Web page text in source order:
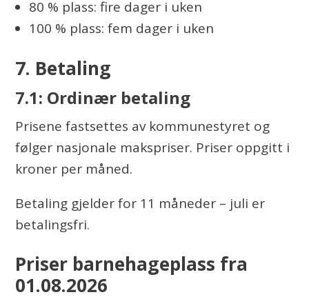
80 % plass: fire dager i uken
100 % plass: fem dager i uken
7. Betaling
7.1: Ordinær betaling
Prisene fastsettes av kommunestyret og
følger nasjonale makspriser. Priser oppgitt i
kroner per måned.
Betaling gjelder for 11 måneder – juli er
betalingsfri.
Priser barnehageplass fra
01.08.2026